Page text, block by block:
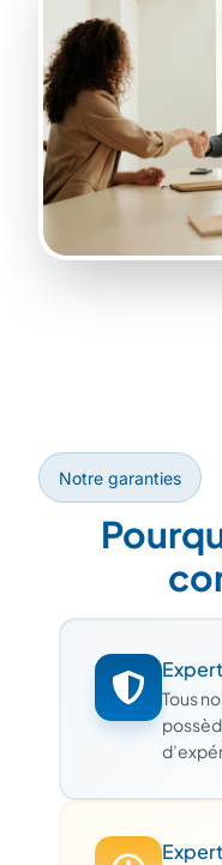
Notre garanties
Tous